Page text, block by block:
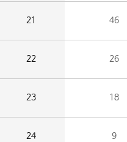
21 46
22 26
23 18
24 9